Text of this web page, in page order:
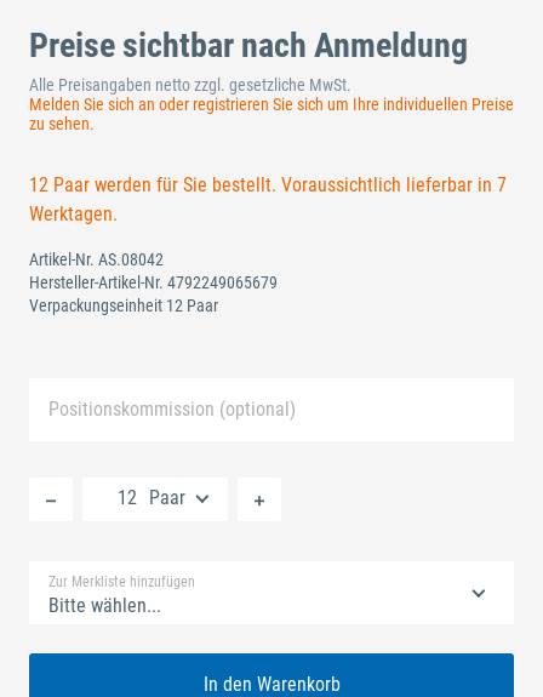
Preise sichtbar nach Anmeldung
Alle Preisangaben netto zzgl. gesetzliche MwSt.
Melden Sie sich an oder registrieren Sie sich um Ihre individuellen Preise
zu sehen.
12 Paar werden für Sie bestellt. Voraussichtlich lieferbar in 7
Werktagen.
Artikel-Nr. AS.08042
Hersteller-Artikel-Nr. 4792249065679
Verpackungseinheit 12 Paar
Positionskommission (optional)
Paar
Zur Merkliste hinzufügen
Bitte wählen...
In den Warenkorb